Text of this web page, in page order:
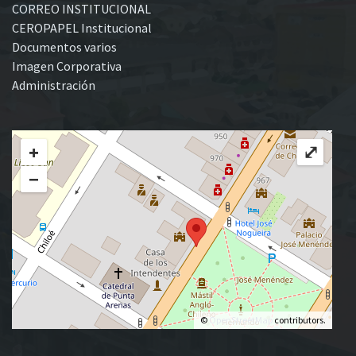
CORREO INSTITUCIONAL
CEROPAPEL Institucional
Documentos varios
Imagen Corporativa
Administración
+
−
© OpenStreetMap contributors.
⤢